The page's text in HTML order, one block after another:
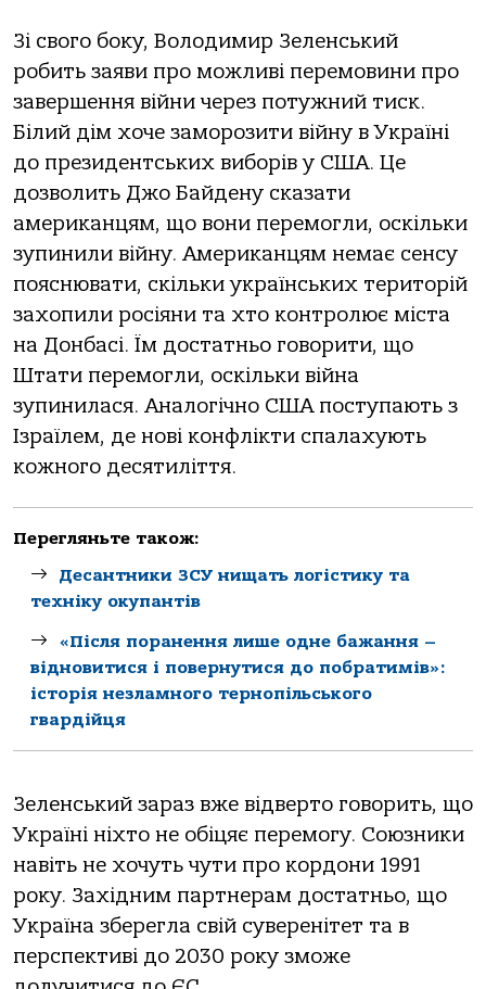
Зі свого боку, Володимир Зеленський
робить заяви про можливі перемовини про
завершення війни через потужний тиск.
Білий дім хоче заморозити війну в Україні
до президентських виборів у США. Це
дозволить Джо Байдену сказати
американцям, що вони перемогли, оскільки
зупинили війну. Американцям немає сенсу
пояснювати, скільки українських територій
захопили росіяни та хто контролює міста
на Донбасі. Їм достатньо говорити, що
Штати перемогли, оскільки війна
зупинилася. Аналогічно США поступають з
Ізраїлем, де нові конфлікти спалахують
кожного десятиліття.
Перегляньте також:
Десантники ЗСУ нищать логістику та
техніку окупантів
«Після поранення лише одне бажання –
відновитися і повернутися до побратимів»:
історія незламного тернопільського
гвардійця
Зеленський зараз вже відверто говорить, що
Україні ніхто не обіцяє перемогу. Союзники
навіть не хочуть чути про кордони 1991
року. Західним партнерам достатньо, що
Україна зберегла свій суверенітет та в
перспективі до 2030 року зможе